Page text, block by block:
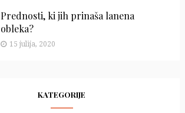
Prednosti, ki jih prinaša lanena
obleka?
15 julija, 2020
KATEGORIJE